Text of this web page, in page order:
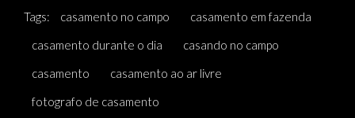
Tags: casamento no campo
casamento em fazenda
casamento durante o dia
casando no campo
casamento
casamento ao ar livre
fotografo de casamento